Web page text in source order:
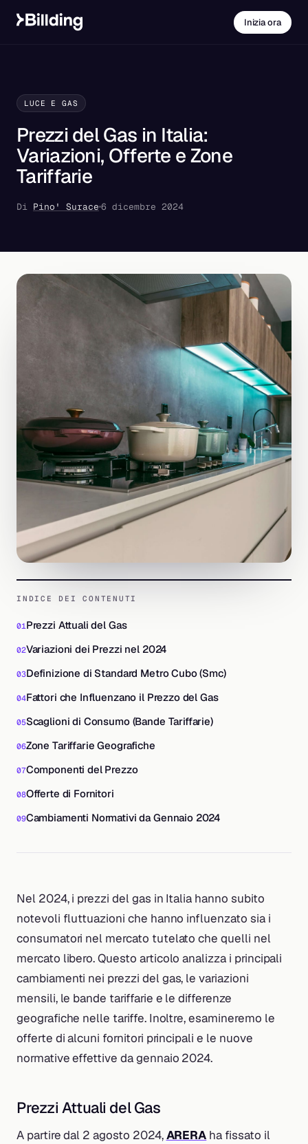
Inizia ora
LUCE E GAS
Prezzi del Gas in Italia:
Variazioni, Offerte e Zone
Tariffarie
Di Pino' Surace 6 dicembre 2024
INDICE DEI CONTENUTI
Prezzi Attuali del Gas
Variazioni dei Prezzi nel 2024
Definizione di Standard Metro Cubo (Smc)
Fattori che Influenzano il Prezzo del Gas
Scaglioni di Consumo (Bande Tariffarie)
Zone Tariffarie Geografiche
Componenti del Prezzo
Offerte di Fornitori
Cambiamenti Normativi da Gennaio 2024
Nel 2024, i prezzi del gas in Italia hanno subito
notevoli fluttuazioni che hanno influenzato sia i
consumatori nel mercato tutelato che quelli nel
mercato libero. Questo articolo analizza i principali
cambiamenti nei prezzi del gas, le variazioni
mensili, le bande tariffarie e le differenze
geografiche nelle tariffe. Inoltre, esamineremo le
offerte di alcuni fornitori principali e le nuove
normative effettive da gennaio 2024.
Prezzi Attuali del Gas
A partire dal 2 agosto 2024,ARERA ha fissato il